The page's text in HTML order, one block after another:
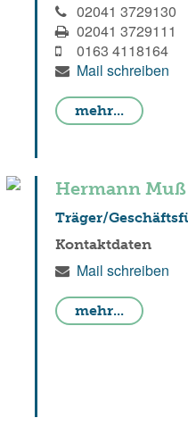
02041 3729130
02041 3729111
0163 4118164
Mail schreiben
mehr...
Hermann Muß
Träger/
Kontaktdaten
Mail schreiben
mehr...